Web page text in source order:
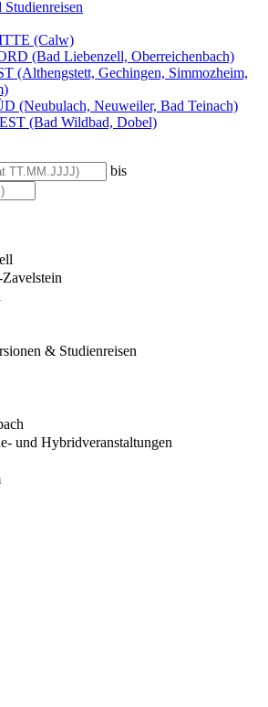
(Calw)
(Bad Liebenzell, Oberreichenbach)
(Althengstett, Gechingen, Simmozheim,
(Neubulach, Neuweiler, Bad Teinach)
(Bad Wildbad, Dobel)
bis
& Studienreisen
und Hybridveranstaltungen